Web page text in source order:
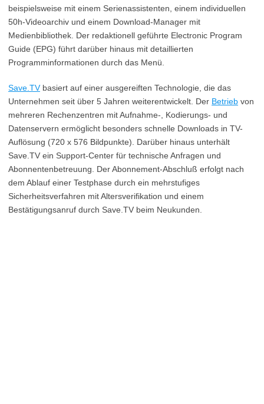
beispielsweise mit einem Serienassistenten, einem individuellen
50h-Videoarchiv und einem Download-Manager mit
Medienbibliothek. Der redaktionell geführte Electronic Program
Guide (EPG) führt darüber hinaus mit detaillierten
Programminformationen durch das Menü.
Save.TVbasiert auf einer ausgereiften Technologie, die das
Unternehmen seit über 5 Jahren weiterentwickelt. Der Betrieb von
mehreren Rechenzentren mit Aufnahme-, Kodierungs- und
Datenservern ermöglicht besonders schnelle Downloads in TV-
Auflösung (720 x 576 Bildpunkte). Darüber hinaus unterhält
Save.TV ein Support-Center für technische Anfragen und
Abonnentenbetreuung. Der Abonnement-Abschluß erfolgt nach
dem Ablauf einer Testphase durch ein mehrstufiges
Sicherheitsverfahren mit Altersverifikation und einem
Bestätigungsanruf durch Save.TV beim Neukunden.